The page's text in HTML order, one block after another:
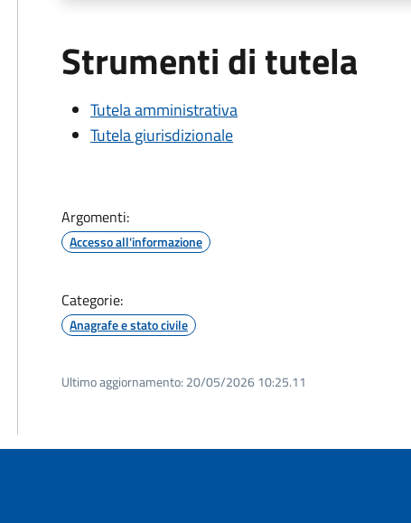
Strumenti di tutela
Tutela amministrativa
Tutela giurisdizionale
Argomenti:
Accesso all'informazione
Categorie:
Anagrafe e stato civile
Ultimo aggiornamento: 20/05/2026 10:25.11